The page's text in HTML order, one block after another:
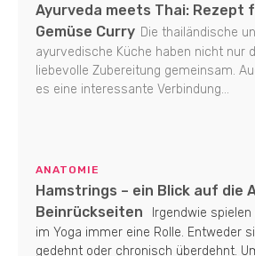
Ayurveda meets Thai: Rezept
Gemüse Curry Die thailändische
ayurvedische Küche haben nicht nur
liebevolle Zubereitung gemeinsam.
es eine interessante Verbindung...
ANATOMIE
Hamstrings – ein Blick auf die
Beinrückseiten
Irgendwie
im Yoga immer eine Rolle. Entweder
gedehnt oder chronisch überdehnt.